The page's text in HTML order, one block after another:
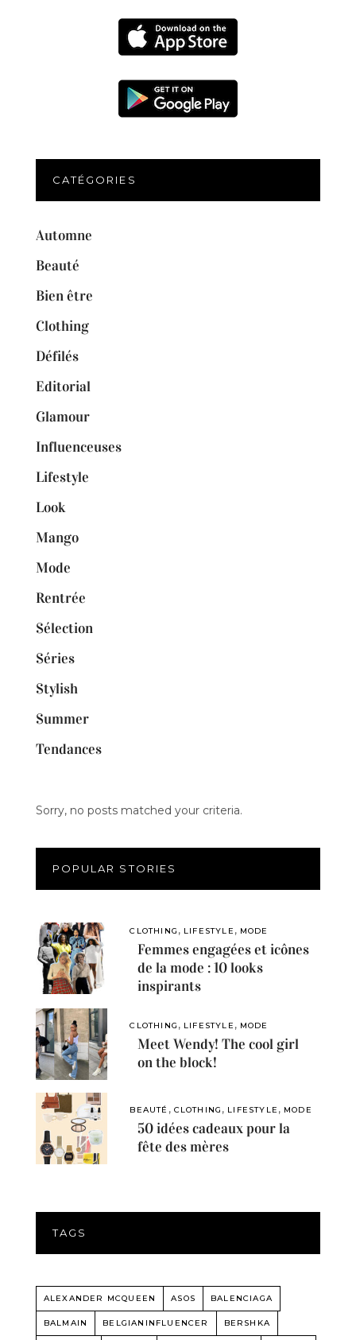
CATÉGORIES
Automne
Beauté
Bien être
Clothing
Défilés
Editorial
Glamour
Influenceuses
Lifestyle
Look
Mango
Mode
Rentrée
Sélection
Séries
Stylish
Summer
Tendances
Sorry, no posts matched your criteria.
POPULAR STORIES
CLOTHING , LIFESTYLE , MODE
Femmes engagées et icônes
de la mode : 10 looks
inspirants
CLOTHING , LIFESTYLE , MODE
Meet Wendy! The cool girl
on the block!
BEAUTÉ , CLOTHING , LIFESTYLE , MODE
50 idées cadeaux pour la
fête des mères
TAGS
ALEXANDER MCQUEEN ASOS BALENCIAGA
BALMAIN BELGIANINFLUENCER BERSHKA